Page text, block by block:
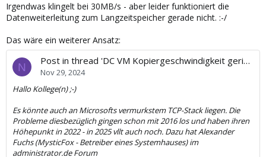
Irgendwas klingelt bei 30MB/s - aber leider funktioniert die
Datenweiterleitung zum Langzeitspeicher gerade nicht. :-/
Das wäre ein weiterer Ansatz:
N
Post in thread 'DC VM Kopiergeschwindigkeit geringer als im ESXi Host'
Nov 29, 2024
Hallo Kollege(n) ;-)
Es könnte auch an Microsofts vermurkstem TCP-Stack liegen. Die
Probleme diesbezüglich gingen schon mit 2016 los und haben ihren
Höhepunkt in 2022 - in 2025 vllt auch noch. Dazu hat Alexander
Fuchs (MysticFox - Betreiber eines Systemhauses) im
administrator.de Forum